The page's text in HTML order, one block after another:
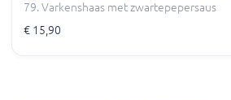
79. Varkenshaas met zwartepepersaus
€ 15,90